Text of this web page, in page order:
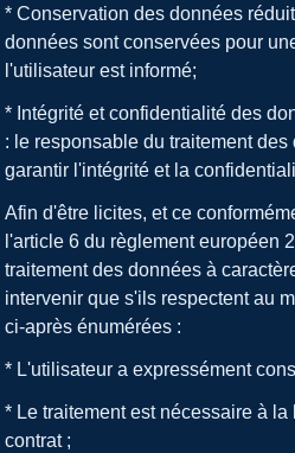
* Conservation des données
données sont conservées pour
l'utilisateur est informé;
* Intégrité et confidentialité des
: le responsable du traitement
garantir l'intégrité et la
Afin d'être licites, et ce
l'article 6 du règlement européen
traitement des données à
intervenir que s'ils respectent au
ci-après énumérées :
* L'utilisateur a expressément
* Le traitement est nécessaire à
contrat ;